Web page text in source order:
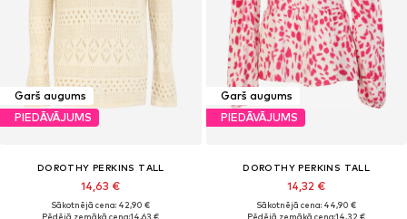
Garš augums
PIEDĀVĀJUMS
DOROTHY PERKINS TALL
14,63 €
Sākotnējā cena: 42,90 €
Pēdējā zemākā cena:14,63 €
Garš augums
PIEDĀVĀJUMS
DOROTHY PERKINS TALL
14,32 €
Sākotnējā cena: 44,90 €
Pēdējā zemākā cena:14,32 €